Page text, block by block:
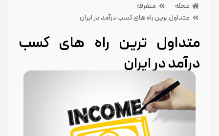
مجله
متفرقه
متداول ترین راه های کسب درآمد در ایران
متداول ترین راه های کسب
درآمد در ایران